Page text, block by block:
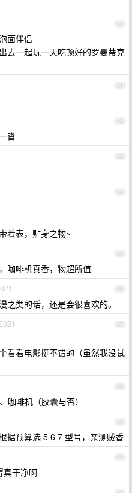
50
面伴侣
去一起玩一天吃顿好的罗曼蒂克
51
52
沓
53
54
着表，贴身之物~
55
咖啡机真香，物超所值
56
之类的话，还是会很喜欢的。
57
看看电影挺不错的（虽然我没试
58
咖啡机（胶囊与否）
59
据预算选 5 6 7 型号，亲测贼香
60
真干净啊